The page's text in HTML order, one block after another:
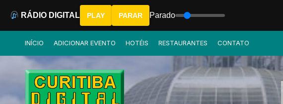
INÍCIO ADICIONAR EVENTO HOTÉIS RESTAURANTES CONTATO
RÁDIO DIGITAL PLAY PARAR Parado